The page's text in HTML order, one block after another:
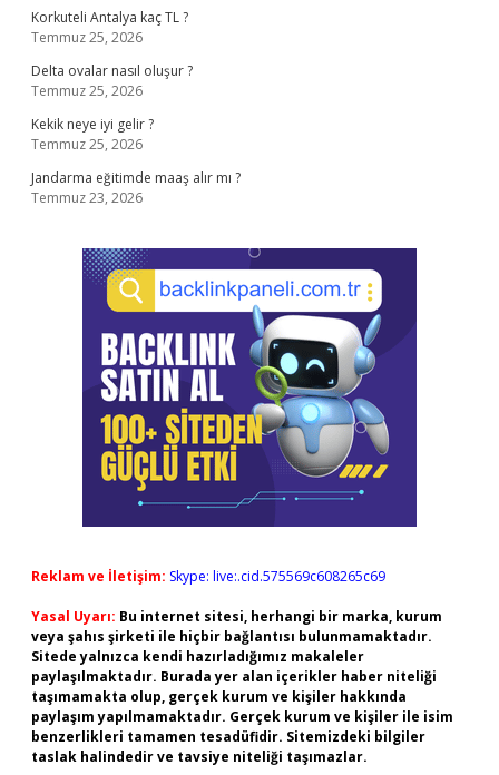
Korkuteli Antalya kaç TL ?
Temmuz 25, 2026
Delta ovalar nasıl oluşur ?
Temmuz 25, 2026
Kekik neye iyi gelir ?
Temmuz 25, 2026
Jandarma eğitimde maaş alır mı ?
Temmuz 23, 2026
Reklam ve İletişim: Skype: live:.cid.575569c608265c69
Yasal Uyarı: Bu internet sitesi, herhangi bir marka, kurum
veya şahıs şirketi ile hiçbir bağlantısı bulunmamaktadır.
Sitede yalnızca kendi hazırladığımız makaleler
paylaşılmaktadır. Burada yer alan içerikler haber niteliği
taşımamakta olup, gerçek kurum ve kişiler hakkında
paylaşım yapılmamaktadır. Gerçek kurum ve kişiler ile isim
benzerlikleri tamamen tesadüfidir. Sitemizdeki bilgiler
taslak halindedir ve tavsiye niteliği taşımazlar.